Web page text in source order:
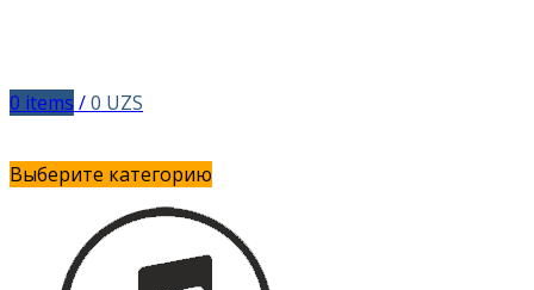
0 items /0 UZS
Выберите категорию